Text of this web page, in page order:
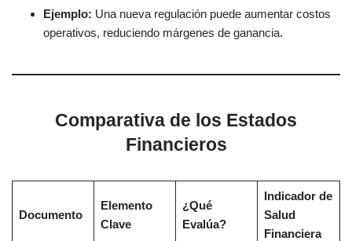
Ejemplo: Una nueva regulación puede aumentar costos
operativos, reduciendo márgenes de ganancia.
Comparativa de los Estados
Financieros
Documento
Elemento
Clave
¿Qué
Evalúa?
Indicador de
Salud
Financiera